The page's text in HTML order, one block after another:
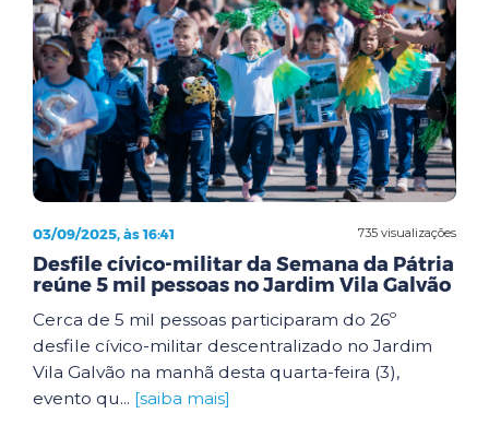
735 visualizações
03/09/2025, às 16:41
Desfile cívico-militar da Semana da Pátria
reúne 5 mil pessoas no Jardim Vila Galvão
Cerca de 5 mil pessoas participaram do 26º
desfile cívico-militar descentralizado no Jardim
Vila Galvão na manhã desta quarta-feira (3),
evento qu... [saiba mais]